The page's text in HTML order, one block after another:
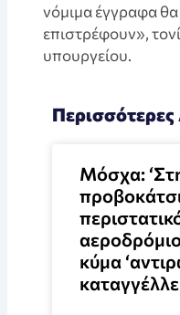
νόμιμα έγγραφα θα
επιστρέφουν»,
υπουργείου.
Περισσότερες
Μόσχα:
κύμα